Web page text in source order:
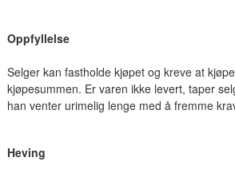
Oppfyllelse
Selger kan fastholde kjøpet og kreve at
kjøpesummen. Er varen ikke levert, taper
han venter urimelig lenge med å fremme
Heving